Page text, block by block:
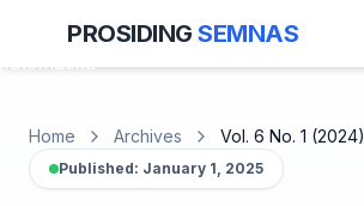
PROSIDING SEMNAS
Home Archives Vol. 6 No. 1 (2024)
Published: January 1, 2025